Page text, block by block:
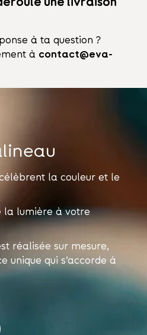
à ta question ?
à contact@eva-
la couleur et le
la lumière à votre
réalisée sur mesure,
unique qui s’accorde à